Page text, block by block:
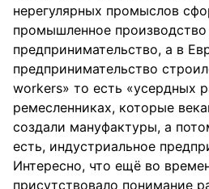
нерегулярных промыслов
промышленное
предпринимательство, а в
предпринимательство
workers» то есть «усердных
ремесленниках, которые
создали мануфактуры, а
есть, индустриальное
Интересно, что ещё во
присутствовало понимание